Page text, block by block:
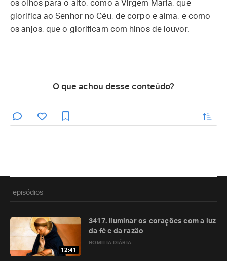
os olhos para o alto, como a Virgem Maria, que
glorifica ao Senhor no Céu, de corpo e alma, e como
os anjos, que o glorificam com hinos de louvor.
O que achou desse conteúdo?
enviar
episódios
12:41
HOMILIA DIÁRIA
3417. Iluminar os corações com a luz
da fé e da razão